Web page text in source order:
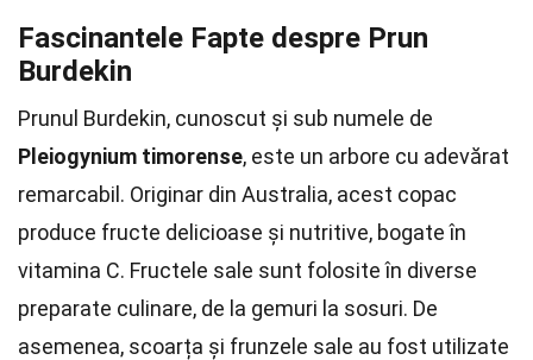
Fascinantele Fapte despre Prun
Burdekin
Prunul Burdekin, cunoscut și sub numele de
Pleiogynium timorense, este un arbore cu adevărat
remarcabil. Originar din Australia, acest copac
produce fructe delicioase și nutritive, bogate în
vitamina C. Fructele sale sunt folosite în diverse
preparate culinare, de la gemuri la sosuri. De
asemenea, scoarța și frunzele sale au fost utilizate